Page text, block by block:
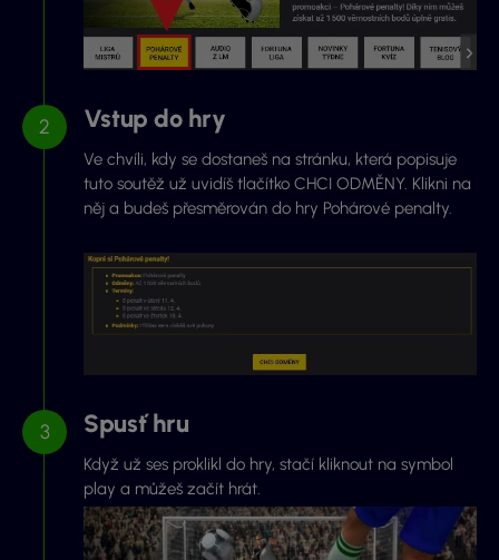
Vstup do hry
Ve chvíli, kdy se dostaneš na stránku, která popisuje
tuto soutěž už uvidíš tlačítko CHCI ODMĚNY. Klikni na
něj a budeš přesměrován do hry Pohárové penalty.
Spusť hru
Když už ses proklikl do hry, stačí kliknout na symbol
play a můžeš začít hrát.